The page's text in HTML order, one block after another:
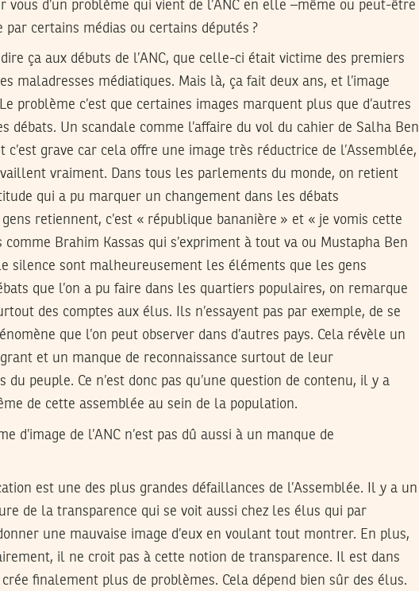
vous d’un problème qui vient de l’ANC en elle –même ou peut-être
par certains médias ou certains députés ?
ça aux débuts de l’ANC, que celle-ci était victime des premiers
maladresses médiatiques. Mais là, ça fait deux ans, et l’image
problème c’est que certaines images marquent plus que d’autres
débats. Un scandale comme l’affaire du vol du cahier de Salha Ben
grave car cela offre une image très réductrice de l’Assemblée,
vraiment. Dans tous les parlements du monde, on retient
qui a pu marquer un changement dans les débats
retiennent, c’est « république bananière » et « je vomis cette
comme Brahim Kassas qui s’expriment à tout va ou Mustapha Ben
silence sont malheureusement les éléments que les gens
que l’on a pu faire dans les quartiers populaires, on remarque
des comptes aux élus. Ils n’essayent pas par exemple, de se
que l’on peut observer dans d’autres pays. Cela révèle un
et un manque de reconnaissance surtout de leur
peuple. Ce n’est donc pas qu’une question de contenu, il y a
de cette assemblée au sein de la population.
d’image de l’ANC n’est pas dû aussi à un manque de
est une des plus grandes défaillances de l’Assemblée. Il y a un
de la transparence qui se voit aussi chez les élus qui par
une mauvaise image d’eux en voulant tout montrer. En plus,
il ne croit pas à cette notion de transparence. Il est dans
finalement plus de problèmes. Cela dépend bien sûr des élus.